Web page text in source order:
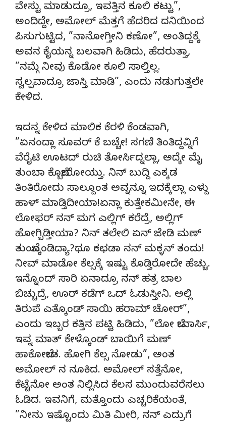
ವೇಸ್ಟು ಮಾಡುದ್ರೂ, ಇವತ್ತಿನ ಕೂಲಿ ಕಟ್ಟು”,
ಅಂದಿದ್ದೇ, ಅಮೋಲ್ ಮೆತ್ತಗೆ ಹೆದರಿದ ದನಿಯಿಂದ
ಪಿಸುಗುಟ್ಟಿದ, ”ನಾನೋಗ್ತೀನಿ ಕಣೋ”, ಅಂತಿದ್ದಕ್ಕೆ
ಅವನ ಕೈಯನ್ನ ಬಲವಾಗಿ ಹಿಡಿದು, ಹೆದರುತ್ತಾ,
”ನಮ್ಗೆ ನೀವು ಕೊಡೋ ಕೂಲಿ ಸಾಲ್ತಿಲ್ಲ.
ಸ್ವಲ್ಪವಾದ್ರೂ ಜಾಸ್ತಿ ಮಾಡಿ”, ಎಂದು ನಡುಗುತ್ತಲೇ
ಕೇಳಿದ.
ಇದನ್ನ ಕೇಳಿದ ಮಾಲಿಕ ಕೆರಳಿ ಕೆಂಡವಾಗಿ,
”ಏನಂದ್ಲಾ ಸೂವರ್ ಕೆ ಬಚ್ಚೇ! ಸಗಣಿ ತಿಂತಿದ್ದವ್ನಿಗೆ
ವೆರೈಟಿ ಊಟದ್ ರುಚಿ ತೋರ್ಸಿದ್ನಲ್ಲಾ, ಅದ್ಕೇ ಮೈ
ತುಂಬಾ ಕೊಬ್ಬೇರೋಯ್ತು. ನಿನ್ ಬುದ್ದಿ ಎಕ್ಕಡ
ತಿಂತಿರೋದು ಸಾಲ್ದೂಂತ ಅವ್ನನ್ನೂ ಇದಕ್ಕೆಲ್ಲಾ ಎಳ್ದು
ಹಾಳ್ ಮಾಡ್ತಿದೀಯಾ!ಏನ್ಲಾ ಕುತ್ತೇಕಮೀನೇ, ಈ
ಲೋಫರ್ ನನ್ ಮಗ ಎಲ್ಲಿಗ್ ಕರೆದ್ರೆ, ಅಲ್ಲಿಗ್
ಹೋಗ್ಬಿಡ್ತೀಯಾ? ನಿನ್ ತಲೇಲಿ ಏನ್ ಜೇಡಿ ಮಣ್
ತುಂಬ್ಕೊಂಡಿದ್ಯಾ?ಥೂ ಕಛಡಾ ನನ್ ಮಕ್ಳನ್ ತಂದು!
ನೀವ್ ಮಾಡೋ ಕೆಲ್ಸಕ್ಕೆ ಇಷ್ಟು ಕೊಡ್ತಿರೋದೇ ಹೆಚ್ಚು.
ಇನ್ನೊಂದ್ ಸಾರಿ ಏನಾದ್ರೂ ನನ್ ಹತ್ರ ಬಾಲ
ಬಿಚ್ಚುದ್ರೆ, ಊರ್ ಕಡೆಗ್ ಒದ್ ಓಡುಸ್ತೀನಿ. ಅಲ್ಲಿ
ತಿರುಪೆ ಎತ್ಕೊಂಡ್ ಸಾಯಿ ಹರಾಮ್ ಚೋರ್”,
ಎಂದು ಇಬ್ಬರ ಕತ್ತಿನ ಪಟ್ಟಿ ಹಿಡಿದು, ”ಲೋ ಬೇವಾರ್ಸಿ,
ಇವ್ನ ಮಾತ್ ಕೇಳ್ಕೊಂಡ್ ಬಾಯಿಗೆ ಮಣ್
ಹಾಕೋಬೇಡ. ಹೋಗಿ ಕೆಲ್ಸ ನೋಡು”, ಅಂತ
ಅಮೋಲ್ ನ ನೂಕಿದ. ಅಮೋಲ್ ಸತ್ತೆನೋ,
ಕೆಟ್ಟೆನೋ ಅಂತ ನಿಲ್ಲಿಸಿದ ಕೆಲಸ ಮುಂದುವರೆಸಲು
ಓಡಿದ. ಇವನಿಗೆ, ಮತ್ತೊಂದು ಎಚ್ಚರಿಕೆಯಂತೆ,
”ನೀನು ಇಷ್ಟೊಂದು ಮಿತಿ ಮೀರಿ, ನನ್ ಎದ್ರುಗೆ